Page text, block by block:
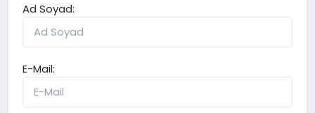
Ad Soyad:
E-Mail: